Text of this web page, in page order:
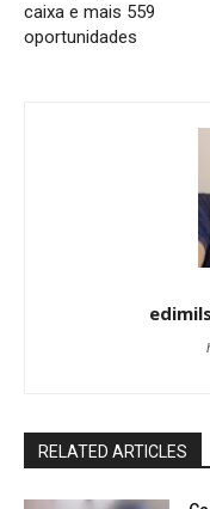
caixa e mais 559
oportunidades
RELATED ARTICLES